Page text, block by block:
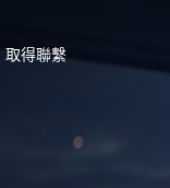
取得聯繫